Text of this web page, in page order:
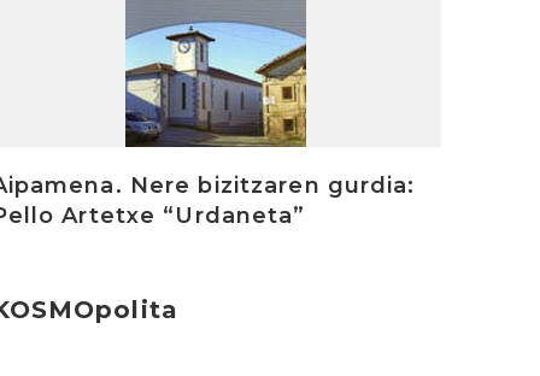
Nere bizitzaren gurdia:
Artetxe “Urdaneta”